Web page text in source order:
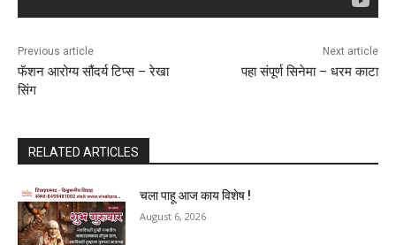
Previous article
फॅशन आरोग्य सौंदर्य टिप्स – रेखा
सिंग
Next article
पहा संपूर्ण सिनेमा – धरम काटा
RELATED ARTICLES
चला पाहू आज काय विशेष !
August 6, 2026